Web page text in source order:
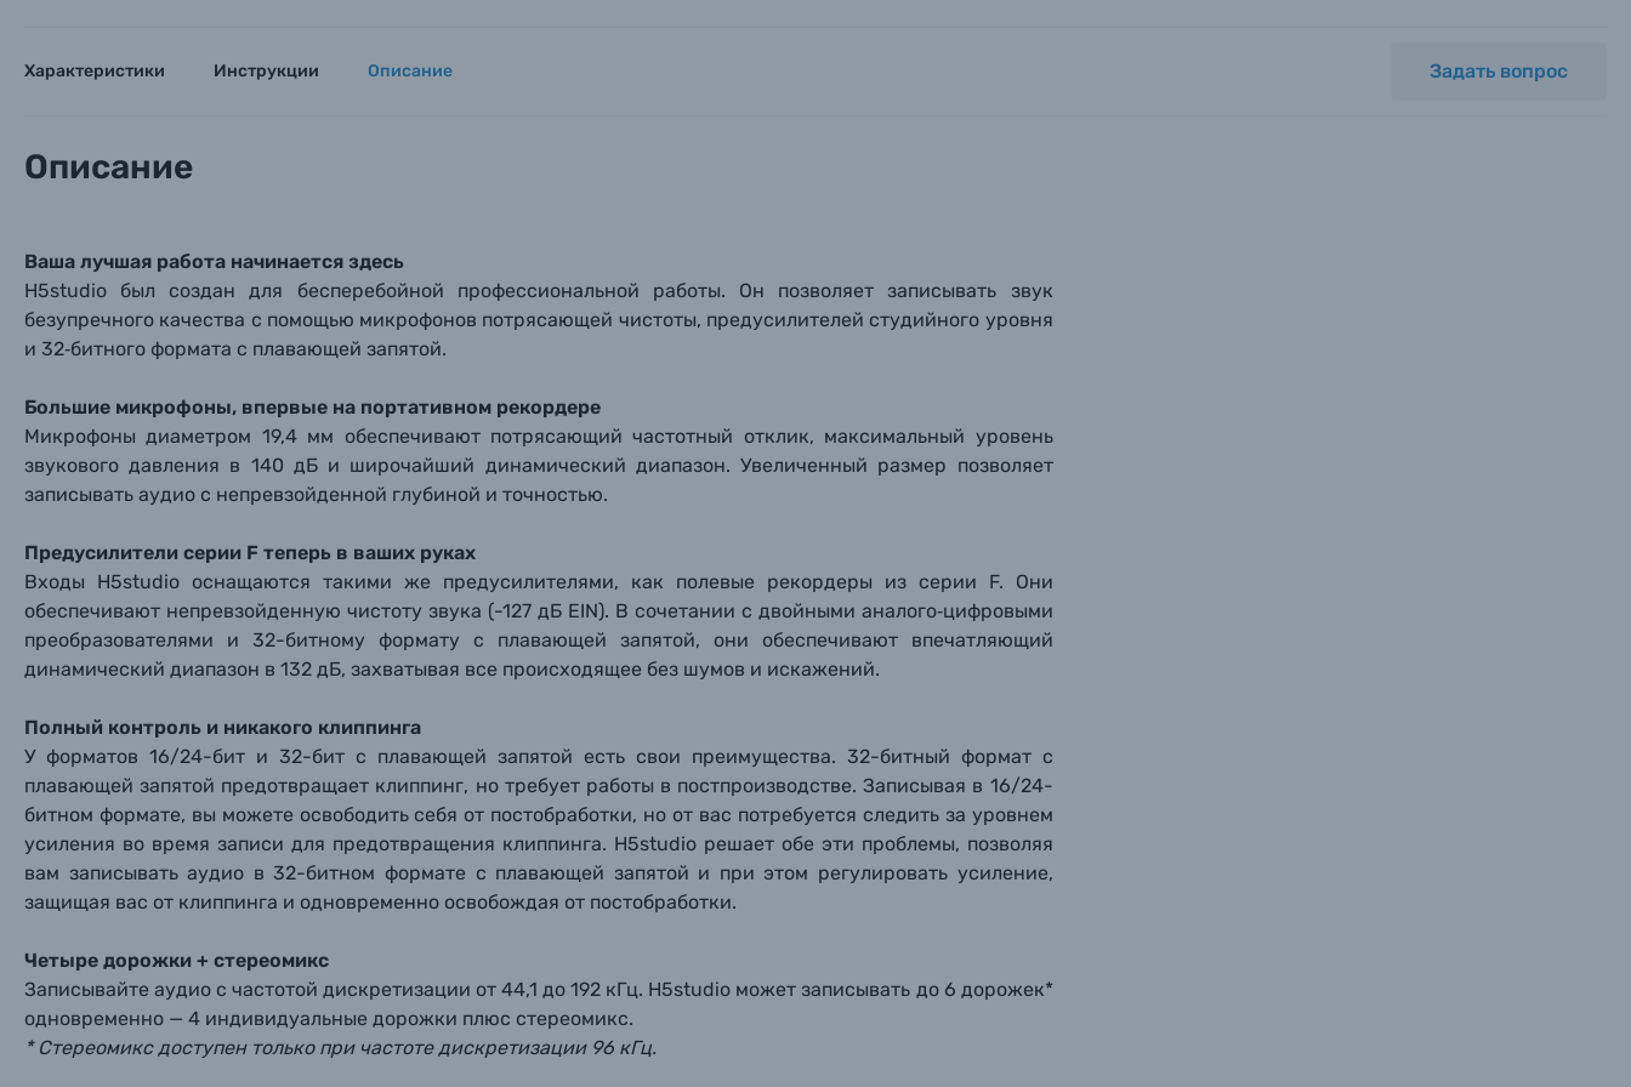
Каталог товаров
Характеристики Инструкции Описание Задать вопрос
Описание
Ваша лучшая работа начинается здесь
H5studio был создан для бесперебойной профессиональной работы. Он позволяет записывать звук
безупречного качества с помощью микрофонов потрясающей чистоты, предусилителей студийного уровня
и 32‑битного формата с плавающей запятой.
Большие микрофоны, впервые на портативном рекордере
Микрофоны диаметром 19,4 мм обеспечивают потрясающий частотный отклик, максимальный уровень
звукового давления в 140 дБ и широчайший динамический диапазон. Увеличенный размер позволяет
записывать аудио с непревзойденной глубиной и точностью.
Предусилители серии F теперь в ваших руках
Входы H5studio оснащаются такими же предусилителями, как полевые рекордеры из серии F. Они
обеспечивают непревзойденную чистоту звука (-127 дБ EIN). В сочетании с двойными аналого‑цифровыми
преобразователями и 32-битному формату с плавающей запятой, они обеспечивают впечатляющий
динамический диапазон в 132 дБ, захватывая все происходящее без шумов и искажений.
Полный контроль и никакого клиппинга
У форматов 16/24-бит и 32-бит с плавающей запятой есть свои преимущества. 32-битный формат с
плавающей запятой предотвращает клиппинг, но требует работы в постпроизводстве. Записывая в 16/24-
битном формате, вы можете освободить себя от постобработки, но от вас потребуется следить за уровнем
усиления во время записи для предотвращения клиппинга. H5studio решает обе эти проблемы, позволяя
вам записывать аудио в 32-битном формате с плавающей запятой и при этом регулировать усиление,
защищая вас от клиппинга и одновременно освобождая от постобработки.
Четыре дорожки + стереомикс
Записывайте аудио с частотой дискретизации от 44,1 до 192 кГц. H5studio может записывать до 6 дорожек*
одновременно — 4 индивидуальные дорожки плюс стереомикс.
* Стереомикс доступен только при частоте дискретизации 96 кГц.